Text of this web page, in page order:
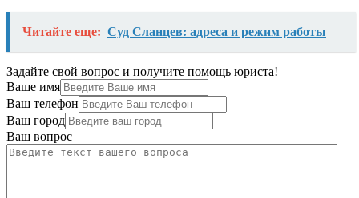
Читайте еще: Суд Сланцев: адреса и режим работы
Задайте свой вопрос и получите помощь юриста!
Ваше имя
Ваш телефон
Ваш город
Ваш вопрос